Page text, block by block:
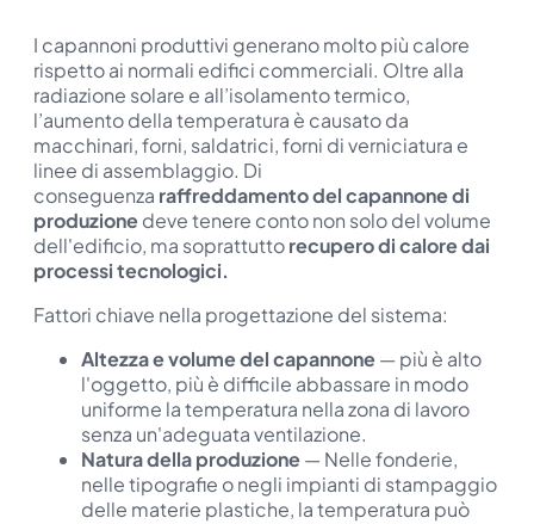
I capannoni produttivi generano molto più calore
rispetto ai normali edifici commerciali. Oltre alla
radiazione solare e all’isolamento termico,
l’aumento della temperatura è causato da
macchinari, forni, saldatrici, forni di verniciatura e
linee di assemblaggio. Di
conseguenza raffreddamento del capannone di
produzionedeve tenere conto non solo del volume
dell'edificio, ma soprattuttorecupero di calore dai
processi tecnologici.
Fattori chiave nella progettazione del sistema:
Altezza e volume del capannone— più è alto
l'oggetto, più è difficile abbassare in modo
uniforme la temperatura nella zona di lavoro
senza un'adeguata ventilazione.
Natura della produzione— Nelle fonderie,
nelle tipografie o negli impianti di stampaggio
delle materie plastiche, la temperatura può